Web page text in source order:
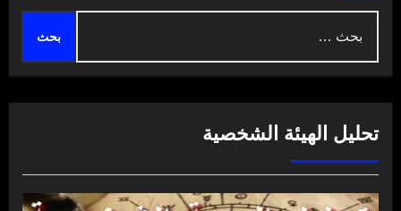
عن:
تحليل الهيئة الشخصية